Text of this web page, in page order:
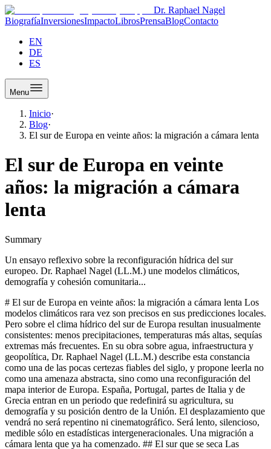
Dr. Raphael Nagel
BiografíaInversionesImpactoLibrosPrensaBlogContacto
EN
DE
ES
Menu
Inicio·
Blog·
El sur de Europa en veinte años: la migración a cámara lenta
El sur de Europa en veinte
años: la migración a cámara
lenta
Summary
Un ensayo reflexivo sobre la reconfiguración hídrica del sur
europeo. Dr. Raphael Nagel (LL.M.) une modelos climáticos,
demografía y cohesión comunitaria...
# El sur de Europa en veinte años: la migración a cámara lenta Los
modelos climáticos rara vez son precisos en sus predicciones locales.
Pero sobre el clima hídrico del sur de Europa resultan inusualmente
consistentes: menos precipitaciones, temperaturas más altas, sequías
extremas más frecuentes. En su obra sobre agua, infraestructura y
geopolítica, Dr. Raphael Nagel (LL.M.) describe esta constancia
como una de las pocas certezas fiables del siglo, y propone leerla no
como una amenaza abstracta, sino como una reconfiguración del
mapa interior de Europa. España, Portugal, partes de Italia y de
Grecia entran en un periodo que redefinirá su agricultura, su
demografía y su posición dentro de la Unión. El desplazamiento que
vendrá no será repentino ni cinematográfico. Será lento, silencioso,
medible sólo en estadísticas intergeneracionales. Una migración a
cámara lenta que ya ha comenzado. ## El sur que se seca Las